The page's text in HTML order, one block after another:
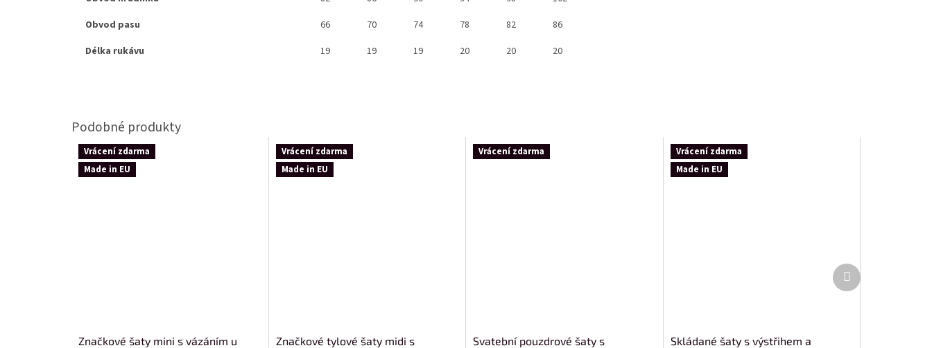
Obvod pasu
66 70 74 78 82
86
Délka rukávu
19 19 19 20 20 20
Vrácení zdarma
Made in EU
Značkové šaty mini s vázáním u
Vrácení zdarma
Made in EU
Značkové tylové šaty midi s
Vrácení zdarma
Svatební pouzdrové šaty s
Vrácení zdarma
Made in EU
Skládané šaty s výstřihem a
Další
produkt